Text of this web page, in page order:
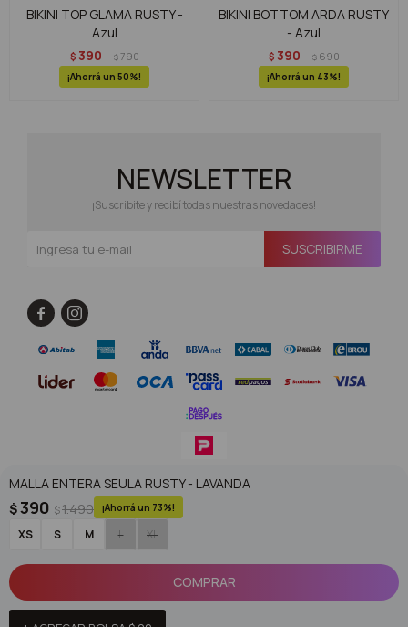
MALLA ENTERA SEULA RUSTY - LAVANDA
$390 $1.490 73
XS S M L XL
COMPRAR
BIKINI TOP GLAMA RUSTY -
Azul
$ 390 $790
50
BIKINI BOTTOM ARDA RUSTY
- Azul
$ 390 $690
43
NEWSLETTER
¡Suscribite y recibí todas nuestras novedades!
SUSCRIBIRME
 
© Copyright 2026 / Superoutlet / FORTER S.A Rut 213720560017